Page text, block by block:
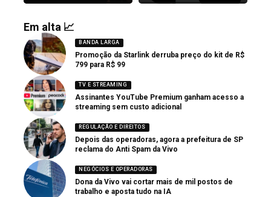
Em alta 📈
BANDA LARGA
Promoção da Starlink derruba preço do kit de R$
799 para R$ 99
TV E STREAMING
Assinantes YouTube Premium ganham acesso a
streaming sem custo adicional
REGULAÇÃO E DIREITOS
Depois das operadoras, agora a prefeitura de SP
reclama do Anti Spam da Vivo
NEGÓCIOS E OPERADORAS
Dona da Vivo vai cortar mais de mil postos de
trabalho e aposta tudo na IA